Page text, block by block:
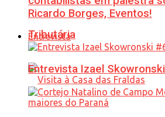
Tributária
Ricardo Borges, Eventos!
Entrevista
Entrevista Izael